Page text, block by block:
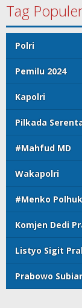
Tag
Polri
Pemilu 2024
Kapolri
Pilkada
#Mahfud MD
Wakapolri
#Menko
Komjen Dedi
Listyo Sigit
Prabowo